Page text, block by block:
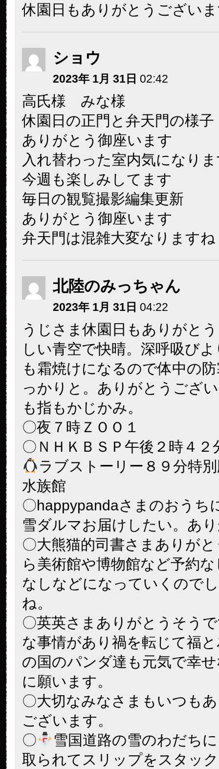
休園日もありがとうござい
ショウ
2023年 1月 31日 02:42
高氏様 みな様
休園日の正門と弁天門
ありがとう御座います
入れ替わった室内気になり
今週も楽しみしてます
毎日の観覧撮影編集更新
ありがとう御座います
弁天門は混雑大変なりますね
北陸のみっちゃん
2023年 1月 31日 04:22
うじさま休園日もありがと
しい青空で快晴。深呼吸び
も霜焼けになるので体中の
っかりと。ありがとうござ
も指もかじかみ。
〇夜７時ＺＯＯ１
〇ＮＨＫＢＳＰ午後２時４２
ラブストーリー８９分特
水族館
〇happypandaさまのおうち
雪ダルマお届けしたい。あ
〇大熊猫的司書さまありが
ら美術館や博物館など予約
なしなどになっていくので
ね。
〇英英さまありがとうそう
な事情があり禍を転じて福
の国のパンダ達も元気で幸
に願います。
〇大切なみなさまもいつも
ございます。
〇
雪国道路の雪のわだち
取られてスリップをスタッ